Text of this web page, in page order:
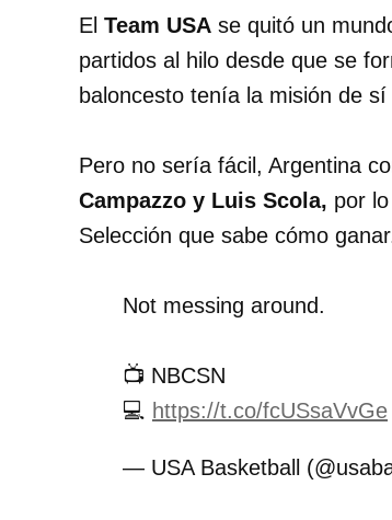
El Team USA se quitó un
partidos al hilo desde que se
baloncesto tenía la misión de
Pero no sería fácil, Argentina
Campazzo y Luis Scola, por
Selección que sabe cómo
Not messing around.
📺 NBCSN
💻 https://t.co/fcUSsaVvGe
— USA Basketball